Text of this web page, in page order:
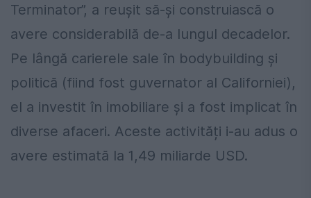
Terminator”, a reușit să-și construiască o
avere considerabilă de-a lungul decadelor.
Pe lângă carierele sale în bodybuilding și
politică (fiind fost guvernator al Californiei),
el a investit în imobiliare și a fost implicat în
diverse afaceri. Aceste activități i-au adus o
avere estimată la 1,49 miliarde USD.